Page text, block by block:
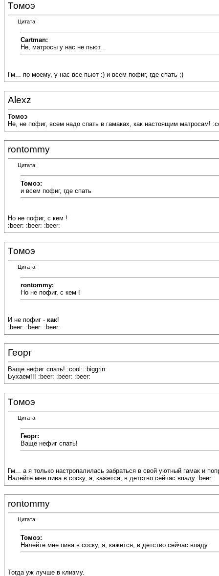
Томоэ
Цитата:
Cartman:
Не, матросы у нас не пьют...
Гм... по-моему, у нас все пьют :) и всем пофиг, где спать ;)
Alexz
Томоэ
Не, не пофиг, всем надо спать в гамаках, как настоящим матросам!
rontommy
Цитата:
Томоэ:
и всем пофиг, где спать
Но не пофиг, с кем !
:beer: :beer: :beer:
Томоэ
Цитата:
rontommy:
Но не пофиг, с кем !
И не пофиг - как!
:beer: :beer: :beer:
Георг
Ваще нефиг спать! :cool: :biggrin:
Бухаем!!! :beer: :beer: :beer:
Томоэ
Цитата:
Георг:
Ваще нефиг спать!
Гм... а я только настропалилась забраться в свой уютный гамак и
Налейте мне пива в соску, я, кажется, в детство сейчас впаду :beer:
rontommy
Цитата:
Томоэ:
Налейте мне пива в соску, я, кажется, в детство сейчас впаду
Тогда уж лучше в клизму.